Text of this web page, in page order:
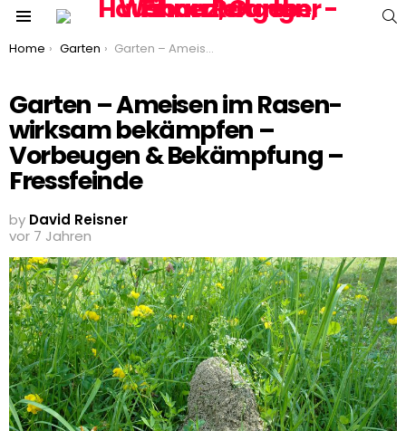
You are here:
Home Garten Garten – Ameisen im Rasen- wirksam bekämpfen – Vorbeugen & Bekämpfung – Fressfeinde
Garten – Ameisen im Rasen-
wirksam bekämpfen –
Vorbeugen & Bekämpfung –
Fressfeinde
by David Reisner
vor 7 Jahren